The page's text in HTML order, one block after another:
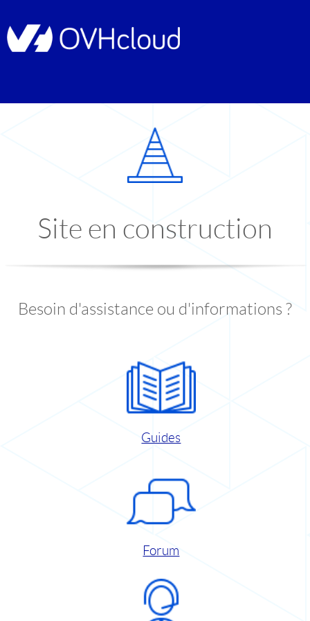
Site en construction
Besoin d'assistance ou d'informations ?
Guides
Forum